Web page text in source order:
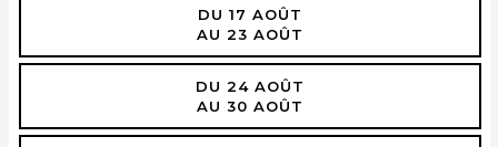
DU 17 AOÛT
AU 23 AOÛT
DU 24 AOÛT
AU 30 AOÛT